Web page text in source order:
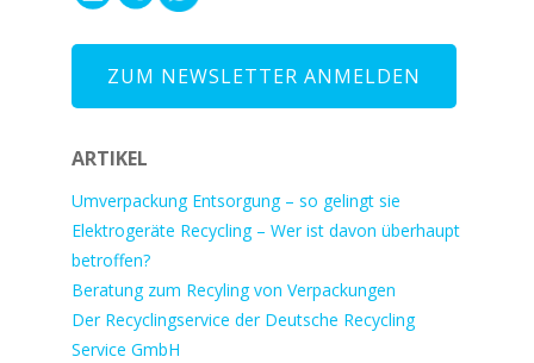
ZUM NEWSLETTER ANMELDEN
ARTIKEL
Umverpackung Entsorgung – so gelingt sie
Elektrogeräte Recycling – Wer ist davon überhaupt
betroffen?
Beratung zum Recyling von Verpackungen
Der Recyclingservice der Deutsche Recycling
Service GmbH